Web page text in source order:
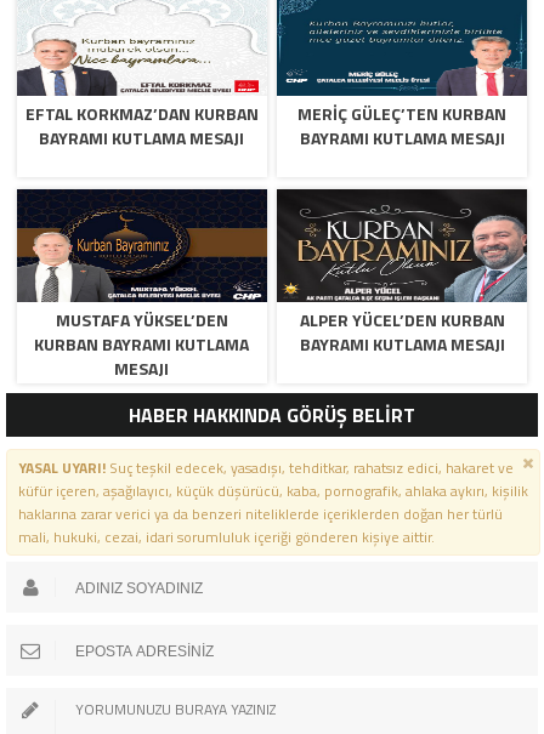
EFTAL KORKMAZ’DAN KURBAN
BAYRAMI KUTLAMA MESAJI
MERİÇ GÜLEÇ’TEN KURBAN
BAYRAMI KUTLAMA MESAJI
MUSTAFA YÜKSEL’DEN
KURBAN BAYRAMI KUTLAMA
MESAJI
ALPER YÜCEL’DEN KURBAN
BAYRAMI KUTLAMA MESAJI
HABER HAKKINDA GÖRÜŞ BELİRT
YASAL UYARI!Suç teşkil edecek, yasadışı, tehditkar, rahatsız edici, hakaret ve
küfür içeren, aşağılayıcı, küçük düşürücü, kaba, pornografik, ahlaka aykırı, kişilik
haklarına zarar verici ya da benzeri niteliklerde içeriklerden doğan her türlü
mali, hukuki, cezai, idari sorumluluk içeriği gönderen kişiye aittir.